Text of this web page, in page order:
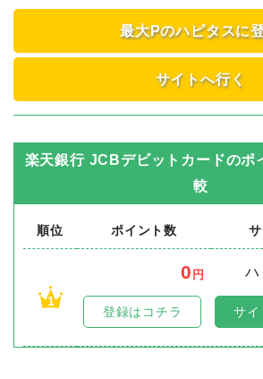
最大Pのハピタスに
サイトへ行く
楽天銀行 JCBデビットカードのポ
較
順位 ポイント数
1
0 円
ハ
登録はコチラ サイ